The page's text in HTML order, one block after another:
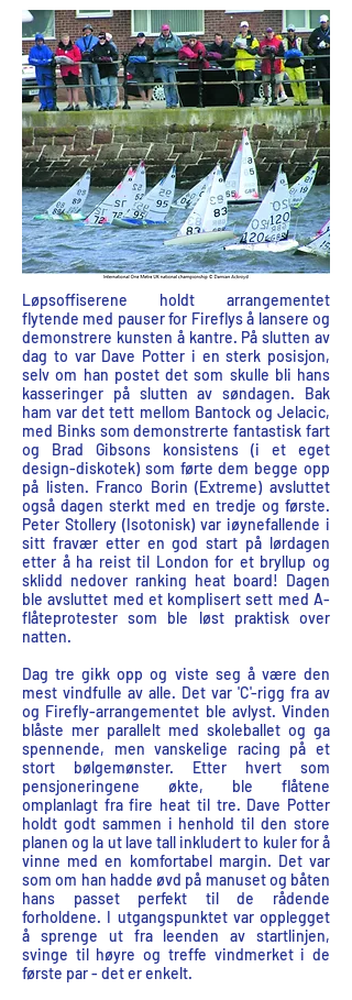
Løpsoffiserene holdt arrangementet
flytende med pauser for Fireflys å lansere og
demonstrere kunsten å kantre. På slutten av
dag to var Dave Potter i en sterk posisjon,
selv om han postet det som skulle bli hans
kasseringer på slutten av søndagen. Bak
ham var det tett mellom Bantock og Jelacic,
med Binks som demonstrerte fantastisk fart
og Brad Gibsons konsistens (i et eget
design-diskotek) som førte dem begge opp
på listen. Franco Borin (Extreme) avsluttet
også dagen sterkt med en tredje og første.
Peter Stollery (Isotonisk) var iøynefallende i
sitt fravær etter en god start på lørdagen
etter å ha reist til London for et bryllup og
sklidd nedover ranking heat board! Dagen
ble avsluttet med et komplisert sett med A-
flåteprotester som ble løst praktisk over
natten.
Dag tre gikk opp og viste seg å være den
mest vindfulle av alle. Det var 'C'-rigg fra av
og Firefly-arrangementet ble avlyst. Vinden
blåste mer parallelt med skoleballet og ga
spennende, men vanskelige racing på et
stort bølgemønster. Etter hvert som
pensjoneringene økte, ble flåtene
omplanlagt fra fire heat til tre. Dave Potter
holdt godt sammen i henhold til den store
planen og la ut lave tall inkludert to kuler for å
vinne med en komfortabel margin. Det var
som om han hadde øvd på manuset og båten
hans passet perfekt til de rådende
forholdene. I utgangspunktet var opplegget
å sprenge ut fra leenden av startlinjen,
svinge til høyre og treffe vindmerket i de
første par - det er enkelt.